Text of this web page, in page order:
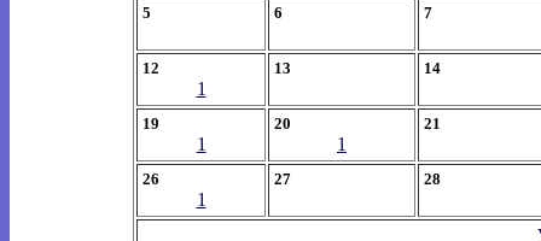
5 6 7
12
1
13 14
19
1
20
1
21
26
1
27 28